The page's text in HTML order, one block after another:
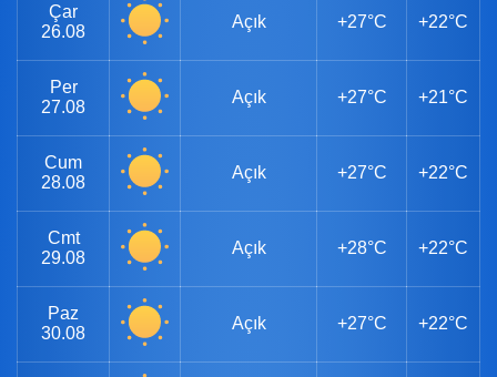
Çar
26.08
Açık +27°C +22°C
Per
27.08
Açık +27°C +21°C
Cum
28.08
Açık +27°C +22°C
Cmt
29.08
Açık +28°C +22°C
Paz
30.08
Açık +27°C +22°C